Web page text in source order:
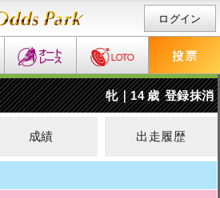
ログイン
牝｜14 歳 登録抹消
成績 出走履歴